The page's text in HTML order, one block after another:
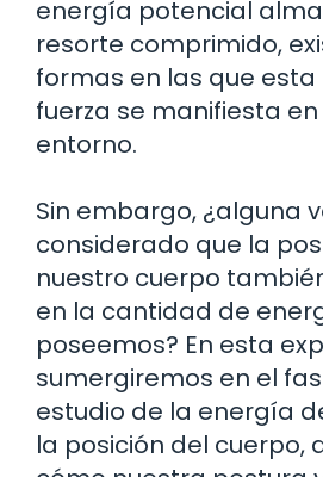
energía potencial
resorte comprimido,
formas en las que
fuerza se manifiesta
entorno.
Sin embargo, ¿alguna
considerado que la
nuestro cuerpo
en la cantidad de
poseemos? En esta
sumergiremos en el
estudio de la energía
la posición del cuerpo,